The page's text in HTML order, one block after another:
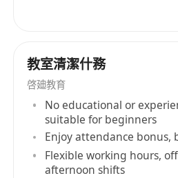
3. 热爱教育事业，有较强的
4. 熟悉办公软件操作，具备
力。
5. 能够适应灵活的工作时间
神。
教室清潔什務
啓廸教育
No educational or
suitable for beginners
Enjoy attendance bonus,
Flexible working hours,
afternoon shifts